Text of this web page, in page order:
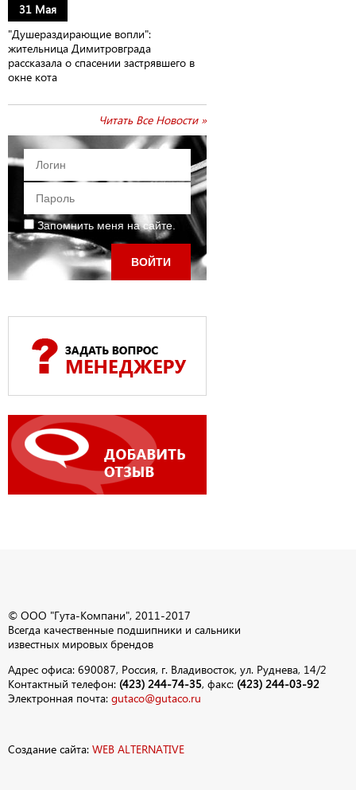
31 Мая
"Душераздирающие вопли":
жительница Димитровграда
рассказала о спасении застрявшего в
окне кота
Читать Все Новости »
Запомнить меня на сайте.
© ООО "Гута-Компани", 2011-2017
Всегда качественные подшипники и сальники
известных мировых брендов
Адрес офиса: 690087, Россия, г. Владивосток, ул. Руднева, 14/2
Контактный телефон: (423) 244-74-35, факс: (423) 244-03-92
Электронная почта: gutaco@gutaco.ru
Создание сайта: WEB ALTERNATIVE